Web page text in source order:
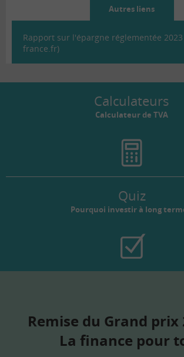
Autres liens
Rapport sur l'épargne réglementée
france.fr)
Calculateurs
Calculateur de TVA
Quiz
Pourquoi investir à long
Remise du Grand prix
La finance pour